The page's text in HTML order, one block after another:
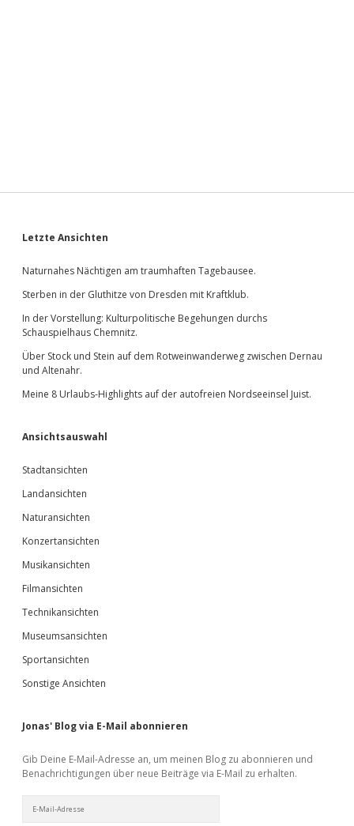
Sidebar
Letzte Ansichten
Naturnahes Nächtigen am traumhaften Tagebausee.
Sterben in der Gluthitze von Dresden mit Kraftklub.
In der Vorstellung: Kulturpolitische Begehungen durchs
Schauspielhaus Chemnitz.
Über Stock und Stein auf dem Rotweinwanderweg zwischen Dernau
und Altenahr.
Meine 8 Urlaubs-Highlights auf der autofreien Nordseeinsel Juist.
Ansichtsauswahl
Stadtansichten
Landansichten
Naturansichten
Konzertansichten
Musikansichten
Filmansichten
Technikansichten
Museumsansichten
Sportansichten
Sonstige Ansichten
Jonas' Blog via E-Mail abonnieren
Gib Deine E-Mail-Adresse an, um meinen Blog zu abonnieren und
Benachrichtigungen über neue Beiträge via E-Mail zu erhalten.
Mail-